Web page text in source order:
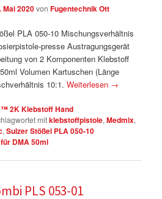
Mai 2020vonFugentechnik Ott
PLA 050-10 Mischungsverhältnis
presse Austragungsgerät
von 2 Komponenten Klebstoff
Volumen Kartuschen (Länge
10:1.Weiterlesen →
2K Klebstoff Hand
mitklebstoffpistole,Medmix,
,Sulzer Stößel PLA 050-10
DMA 50ml
PLS 053-01